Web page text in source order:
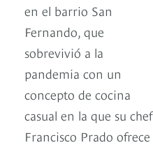
en el barrio San
Fernando, que
sobrevivió a la
pandemia con un
concepto de cocina
casual en la que su chef
Francisco Prado ofrece